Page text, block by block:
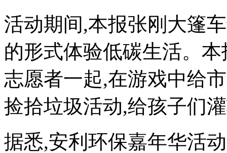
活动期间,本报张刚大篷
的形式体验低碳生活。
志愿者一起,在游戏中给
捡拾垃圾活动,给孩子们
据悉,安利环保嘉年华活